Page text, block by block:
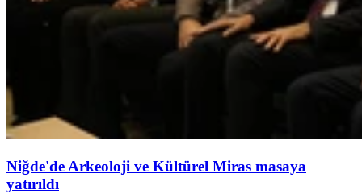
Niğde'de Arkeoloji ve Kültürel Miras masaya
yatırıldı